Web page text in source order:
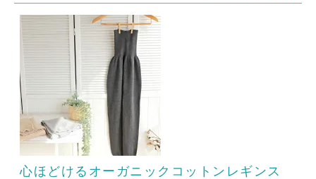
心ほどけるオーガニックコットンレギンス